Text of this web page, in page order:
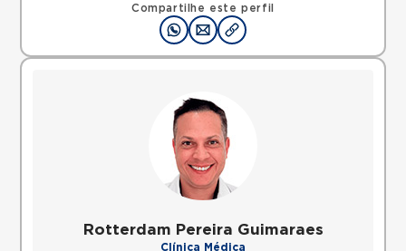
Compartilhe este perfil
Rotterdam Pereira Guimaraes
Clínica Médica